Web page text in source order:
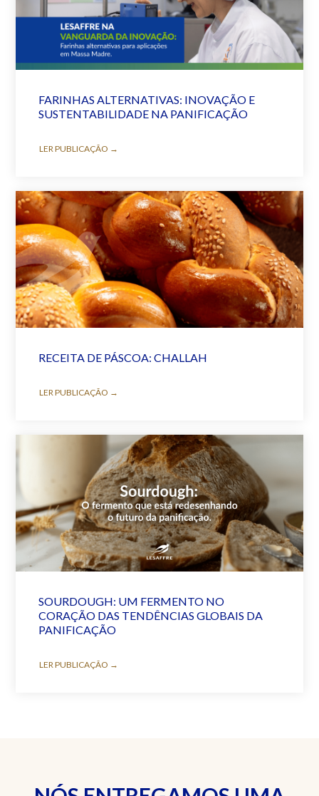
FARINHAS ALTERNATIVAS: INOVAÇÃO E
SUSTENTABILIDADE NA PANIFICAÇÃO
LER PUBLICAÇÃO →
RECEITA DE PÁSCOA: CHALLAH
LER PUBLICAÇÃO →
SOURDOUGH: UM FERMENTO NO
CORAÇÃO DAS TENDÊNCIAS GLOBAIS DA
PANIFICAÇÃO
LER PUBLICAÇÃO →